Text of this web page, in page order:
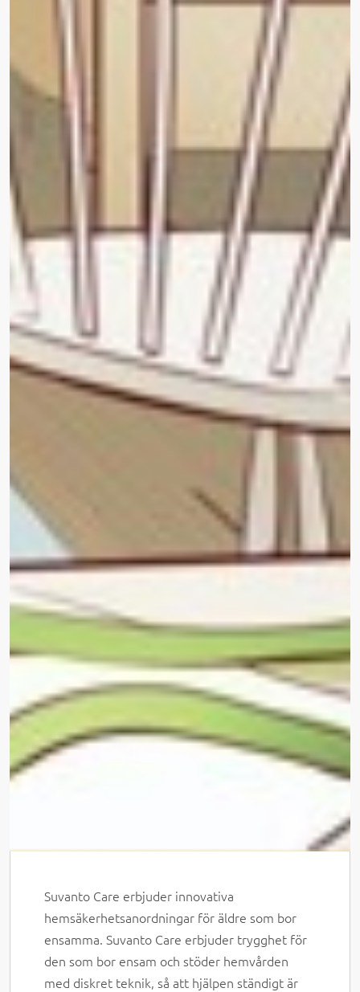
Suvanto Care erbjuder innovativa
hemsäkerhetsanordningar för äldre som bor
ensamma. Suvanto Care erbjuder trygghet för
den som bor ensam och stöder hemvården
med diskret teknik, så att hjälpen ständigt är